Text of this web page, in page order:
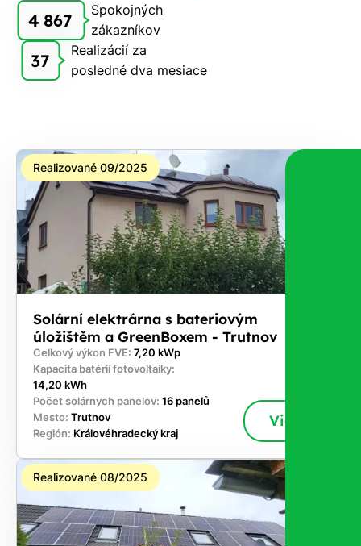
4 867
Spokojných
zákazníkov
37
Realizácií za
posledné dva mesiace
Realizované 09/2025
Solární elektrárna s bateriovým
úložištěm a GreenBoxem - Trutnov
Celkový výkon FVE: 7,20 kWp
Kapacita batérií fotovoltaiky:
14,20 kWh
Počet solárnych panelov: 16 panelů
Mesto: Trutnov
Región: Královéhradecký kraj
Viac
Realizované 08/2025